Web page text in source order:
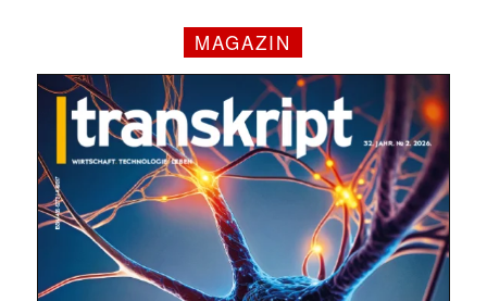
MAGAZIN